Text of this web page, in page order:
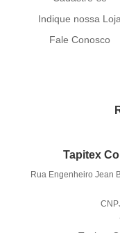
Indique nossa Loja
Fale Conosco
Tapitex
Rua Engenheiro Jean